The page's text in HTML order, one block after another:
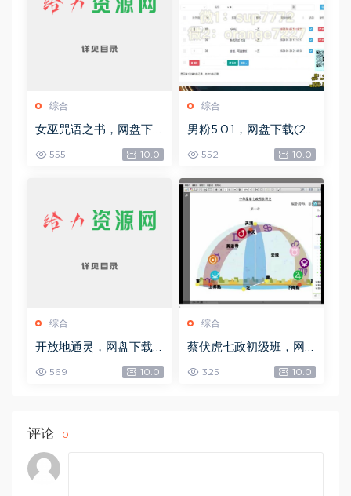
综合
女巫咒语之书，网盘下
555 10.0
综合
男粉5.0.1，网盘下载(25
552 10.0
综合
开放地通灵，网盘下载
569 10.0
综合
蔡伏虎七政初级班，网
325 10.0
评论 0